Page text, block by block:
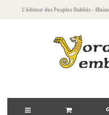
L'éditeur des Peuples Oubliés-